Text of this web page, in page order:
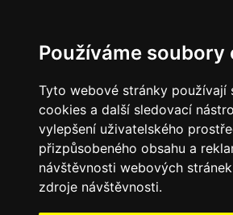
Používáme soubory
Tyto webové stránky používají
cookies a další sledovací
vylepšení uživatelského
přizpůsobeného obsahu a
návštěvnosti webových
zdroje návštěvnosti.